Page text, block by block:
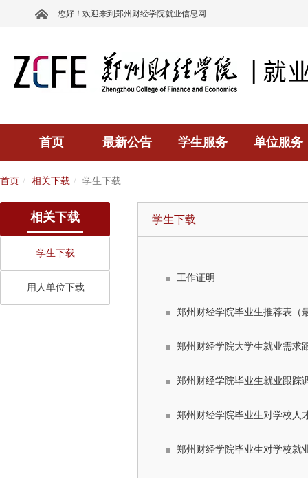
您好！欢迎来到郑州财经学院就业信息网
首页 最新公告 学生服务 单位服务
首页 相关下载 学生下载
相关下载
学生下载
用人单位下载
学生下载
工作证明
郑州财经学院毕业生推荐表（
郑州财经学院大学生就业需求
郑州财经学院毕业生就业跟踪
郑州财经学院毕业生对学校人
郑州财经学院毕业生对学校就